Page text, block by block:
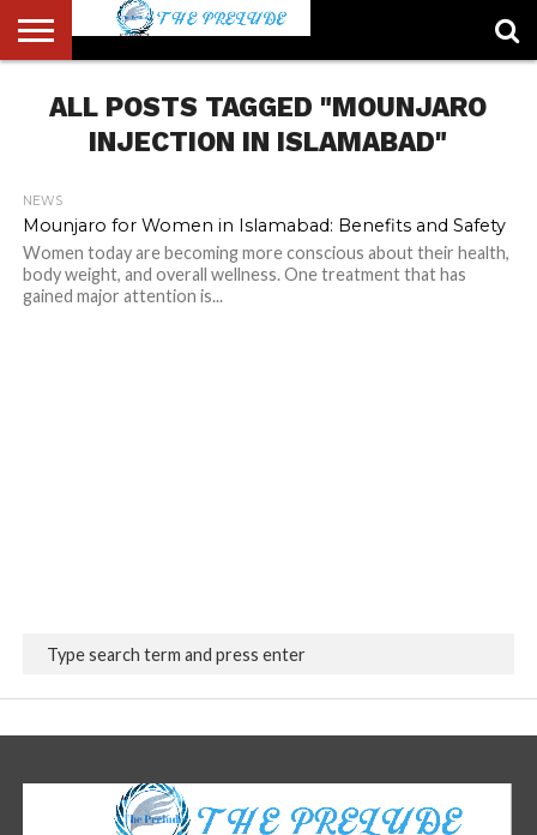
US
ACCOUNT
AUTHORS
LIST
FULL-
WIDTH
HOME
LATEST
NEWS
LOGIN
LOGOUT
MEMBERS
PASSWORD
RESET
REGISTER
SAMPLE
PAGE
TYPOGRAPHY
USER
ALL POSTS TAGGED "MOUNJARO
INJECTION IN ISLAMABAD"
NEWS
Mounjaro for Women in Islamabad: Benefits and Safety
Women today are becoming more conscious about their health,
body weight, and overall wellness. One treatment that has
gained major attention is...